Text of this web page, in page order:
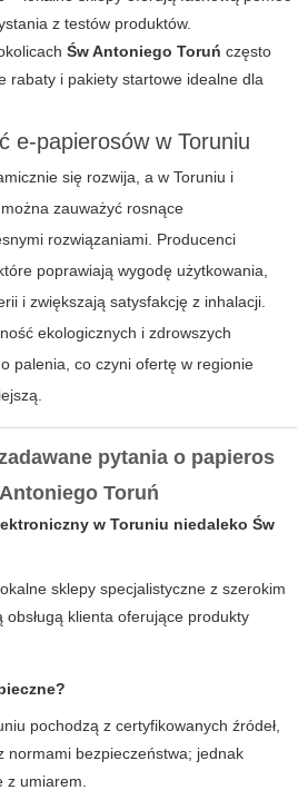
z testów produktów.
Św Antoniego Toruń często
rabaty i pakiety startowe idealne dla
e-papierosów w Toruniu
się rozwija, a w Toruniu i
można zauważyć rosnące
rozwiązaniami. Producenci
poprawiają wygodę użytkowania,
i zwiększają satysfakcję z inhalacji.
ekologicznych i zdrowszych
palenia, co czyni ofertę w regionie
pytania o papieros
Toruń
w Toruniu niedaleko Św
sklepy specjalistyczne z szerokim
klienta oferujące produkty
pochodzą z certyfikowanych źródeł,
normami bezpieczeństwa; jednak
z umiarem.